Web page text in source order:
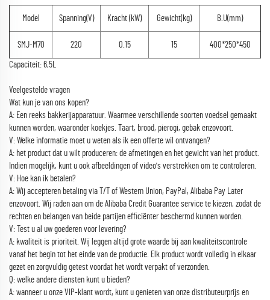
Model Spanning(V) Kracht (kW) Gewicht(kg) B.U(mm)
SMJ-M70 220 0.15 15 400*250*450
Capaciteit: 6,5L
Veelgestelde vragen
Wat kun je van ons kopen?
A: Een reeks bakkerijapparatuur. Waarmee verschillende soorten voedsel gemaakt
kunnen worden, waaronder koekjes. Taart, brood, pierogi, gebak enzovoort.
V: Welke informatie moet u weten als ik een offerte wil ontvangen?
A: het product dat u wilt produceren: de afmetingen en het gewicht van het product.
Indien mogelijk, kunt u ook afbeeldingen of video's verstrekken om te controleren.
V: Hoe kan ik betalen?
A: Wij accepteren betaling via T/T of Western Union, PayPal, Alibaba Pay Later
enzovoort. Wij raden aan om de Alibaba Credit Guarantee service te kiezen, zodat de
rechten en belangen van beide partijen efficiënter beschermd kunnen worden.
V: Test u al uw goederen voor levering?
A: kwaliteit is prioriteit. Wij leggen altijd grote waarde bij aan kwaliteitscontrole
vanaf het begin tot het einde van de productie. Elk product wordt volledig in elkaar
gezet en zorgvuldig getest voordat het wordt verpakt of verzonden.
Q: welke andere diensten kunt u bieden?
A: wanneer u onze VIP-klant wordt, kunt u genieten van onze distributeurprijs en